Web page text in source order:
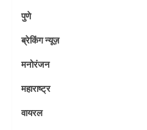
पुणे
ब्रेकिंग न्यूज़
मनोरंजन
महाराष्ट्र
वायरल